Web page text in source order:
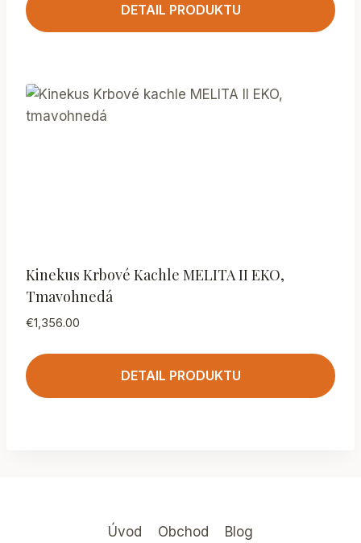
DETAIL PRODUKTU
Kinekus Krbové Kachle MELITA II EKO,
Tmavohnedá
€1,356.00
DETAIL PRODUKTU
Úvod Obchod Blog